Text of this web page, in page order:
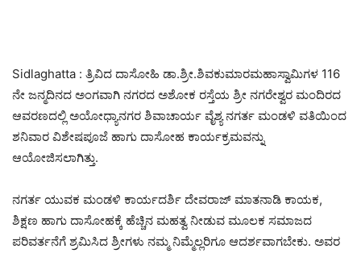
Sidlaghatta : ತ್ರಿವಿದ ದಾಸೋಹಿ ಡಾ.ಶ್ರೀ.ಶಿವಕುಮಾರಮಹಾಸ್ವಾಮಿಗಳ 116
ನೇ ಜನ್ಮದಿನದ ಅಂಗವಾಗಿ ನಗರದ ಅಶೋಕ ರಸ್ತೆಯ ಶ್ರೀ ನಗರೇಶ್ವರ ಮಂದಿರದ
ಆವರಣದಲ್ಲಿ ಅಯೋಧ್ಯಾನಗರ ಶಿವಾಚಾರ್ಯ ವೈಶ್ಯ ನಗರ್ತ ಮಂಡಳಿ ವತಿಯಿಂದ
ಶನಿವಾರ ವಿಶೇಷಪೂಜೆ ಹಾಗು ದಾಸೋಹ ಕಾರ್ಯಕ್ರಮವನ್ನು
ಆಯೋಜಿಸಲಾಗಿತ್ತು.
ನಗರ್ತ ಯುವಕ ಮಂಡಳಿ ಕಾರ್ಯದರ್ಶಿ ದೇವರಾಜ್ ಮಾತನಾಡಿ ಕಾಯಕ,
ಶಿಕ್ಷಣ ಹಾಗು ದಾಸೋಹಕ್ಕೆ ಹೆಚ್ಚಿನ ಮಹತ್ವ ನೀಡುವ ಮೂಲಕ ಸಮಾಜದ
ಪರಿವರ್ತನೆಗೆ ಶ್ರಮಿಸಿದ ಶ್ರೀಗಳು ನಮ್ಮ ನಿಮ್ಮೆಲ್ಲರಿಗೂ ಆದರ್ಶವಾಗಬೇಕು. ಅವರ